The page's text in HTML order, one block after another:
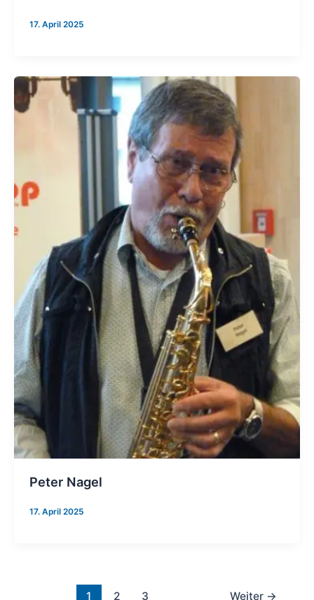
17. April 2025
Peter Nagel
17. April 2025
1 2 3 Weiter →